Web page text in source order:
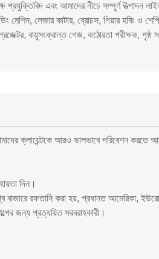
প্রযুক্তিবিদ এবং আমাদের নীচে সম্পূর্ণ উত্পাদন
মেশিন, লেজার কাটার, ব্রোচস, গিয়ার হবিং ও
প্রজেক্টর, বায়ুসংক্রান্ত গেজ, কঠোরতা পরীক্ষক,
ক্লায়েন্টকে আরও ভালভাবে পরিবেশন
দিন।
রফতানি করা হয়, প্রধানত আমেরিকা,
জন্য প্রত্যয়িত সরবরাহকারী।